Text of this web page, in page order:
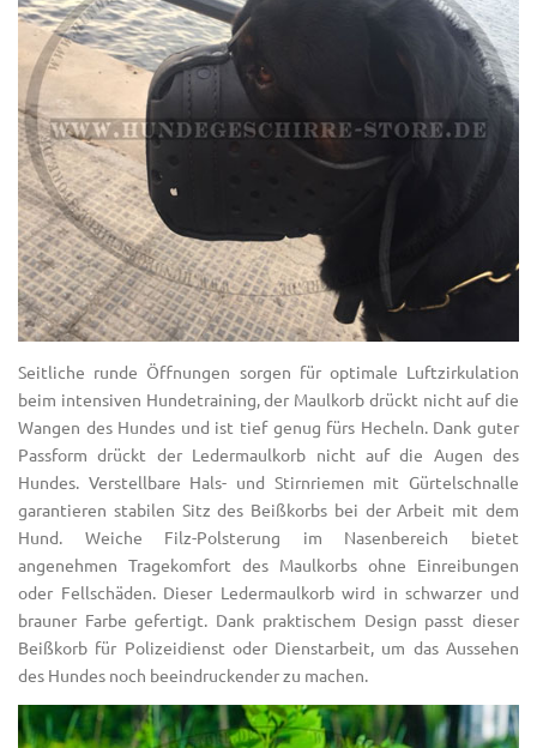
Seitliche runde Öffnungen sorgen für optimale Luftzirkulation
beim intensiven Hundetraining, der Maulkorb drückt nicht auf die
Wangen des Hundes und ist tief genug fürs Hecheln. Dank guter
Passform drückt der Ledermaulkorb nicht auf die Augen des
Hundes. Verstellbare Hals- und Stirnriemen mit Gürtelschnalle
garantieren stabilen Sitz des Beißkorbs bei der Arbeit mit dem
Hund. Weiche Filz-Polsterung im Nasenbereich bietet
angenehmen Tragekomfort des Maulkorbs ohne Einreibungen
oder Fellschäden. Dieser Ledermaulkorb wird in schwarzer und
brauner Farbe gefertigt. Dank praktischem Design passt dieser
Beißkorb für Polizeidienst oder Dienstarbeit, um das Aussehen
des Hundes noch beeindruckender zu machen.